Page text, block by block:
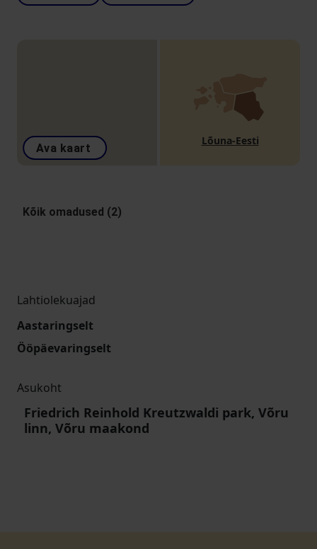
Ava kaart
Lõuna-Eesti
Kõik omadused (2)
Lahtiolekuajad
Aastaringselt
Ööpäevaringselt
Asukoht
Friedrich Reinhold Kreutzwaldi park, Võru
linn, Võru maakond